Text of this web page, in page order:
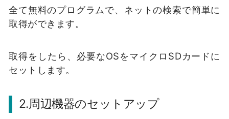
全て無料のプログラムで、ネットの検索で簡単に
取得ができます。
取得をしたら、必要なOSをマイクロSDカードに
セットします。
2.周辺機器のセットアップ